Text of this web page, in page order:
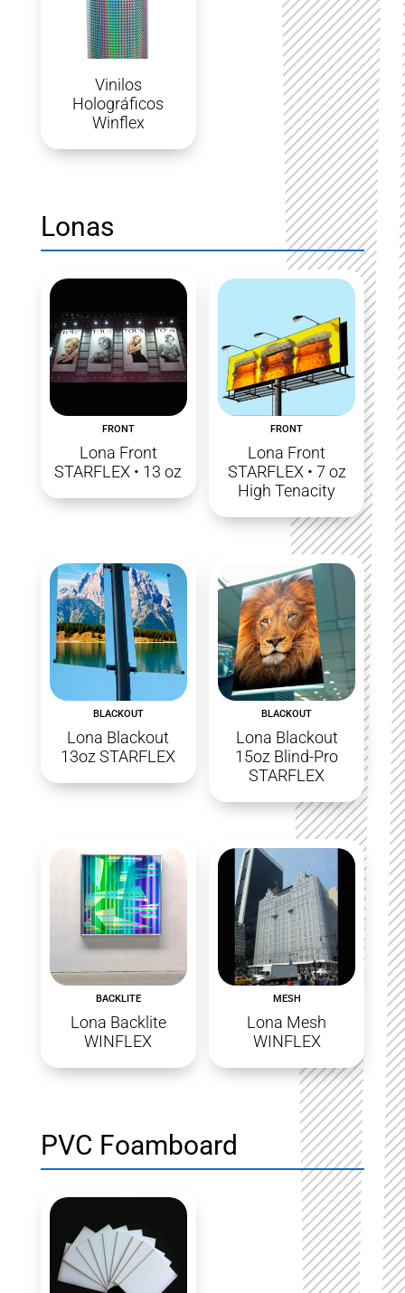
Vinilos
Holográficos
Winflex
Lonas
FRONT
Lona Front
STARFLEX • 13 oz
FRONT
Lona Front
STARFLEX • 7 oz
High Tenacity
BLACKOUT
Lona Blackout
13oz STARFLEX
BLACKOUT
Lona Blackout
15oz Blind-Pro
STARFLEX
BACKLITE
Lona Backlite
WINFLEX
MESH
Lona Mesh
WINFLEX
PVC Foamboard